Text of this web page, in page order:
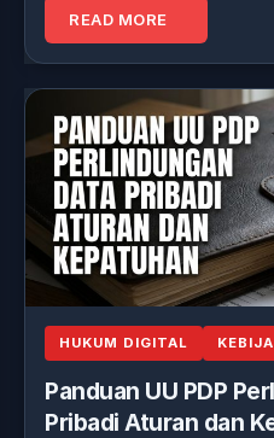
READ MORE
HUKUM DIGITAL
Panduan UU PDP
Pribadi Aturan dan